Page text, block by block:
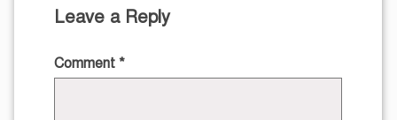
Leave a Reply
Comment *